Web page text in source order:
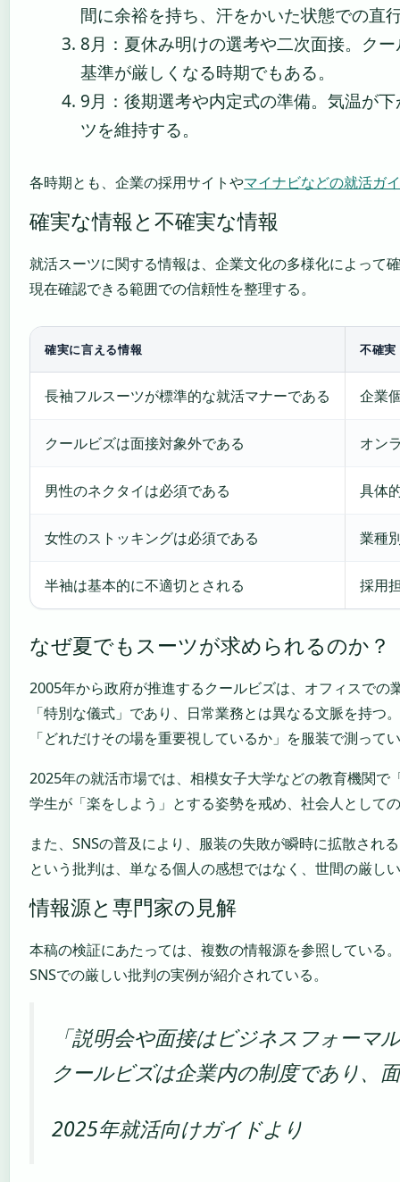
間に余裕を持ち、汗をかいた状態での直
8月 ：夏休み明けの選考や二次面接。ク
基準が厳しくなる時期でもある。
9月 ：後期選考や内定式の準備。気温が
ツを維持する。
各時期とも、企業の採用サイトやマイナビなどの就活ガ
確実な情報と不確実な情報
就活スーツに関する情報は、企業文化の多様化によって
現在確認できる範囲での信頼性を整理する。
確実に言える情報 不確実
長袖フルスーツが標準的な就活マナーである 企業
クールビズは面接対象外である オン
男性のネクタイは必須である 具体
女性のストッキングは必須である 業種
半袖は基本的に不適切とされる 採用
なぜ夏でもスーツが求められるのか？
2005年から政府が推進するクールビズは、オフィスで
「特別な儀式」であり、日常業務とは異なる文脈を持つ
「どれだけその場を重要視しているか」を服装で測って
2025年の就活市場では、相模女子大学などの教育機関
学生が「楽をしよう」とする姿勢を戒め、社会人として
また、SNSの普及により、服装の失敗が瞬時に拡散され
という批判は、単なる個人の感想ではなく、世間の厳し
情報源と専門家の見解
本稿の検証にあたっては、複数の情報源を参照している
SNSでの厳しい批判の実例が紹介されている。
「説明会や面接はビジネスフォーマ
クールビズは企業内の制度であり、
2025年就活向けガイドより